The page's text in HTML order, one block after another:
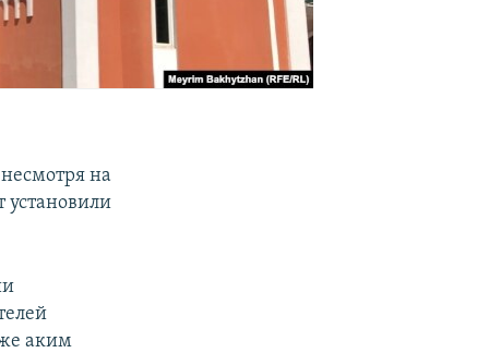
на
установили
аким